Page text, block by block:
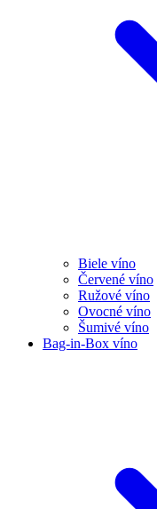
Biele víno
Červené víno
Ružové víno
Ovocné víno
Šumivé víno
Bag-in-Box víno